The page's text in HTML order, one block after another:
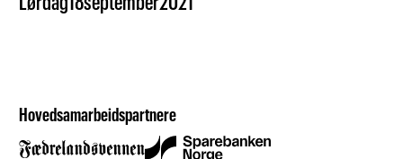
Hovedsamarbeidspartnere